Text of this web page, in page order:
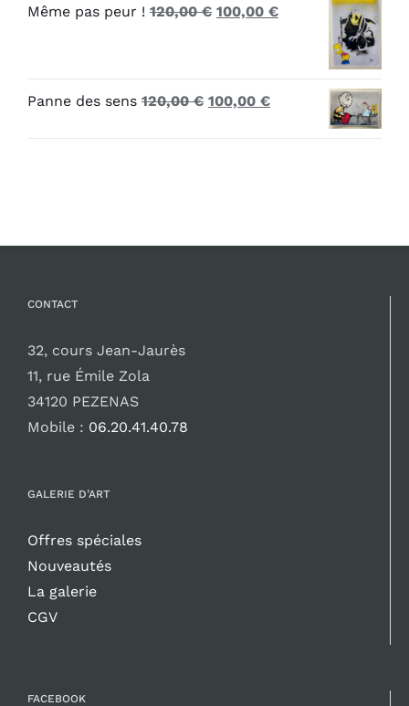
initial
actuel
Même pas peur ! 120,00€ Le
120,00 €.
100,00 €Le
100,00 €.
Panne des sens 120,00€ Le
100,00 €Le
CONTACT
32, cours Jean-Jaurès
11, rue Émile Zola
34120 PEZENAS
Mobile : 06.20.41.40.78
GALERIE D’ART
Offres spéciales
Nouveautés
La galerie
CGV
FACEBOOK